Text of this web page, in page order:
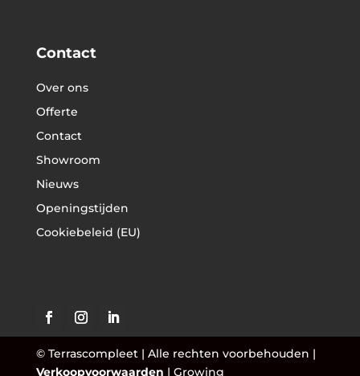
Contact
Over ons
Offerte
Contact
Showroom
Nieuws
Openingstijden
Cookiebeleid (EU)
© Terrascompleet | Alle rechten voorbehouden |
Verkoopvoorwaarden | Growing